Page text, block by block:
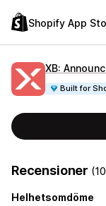
Shopify App
XB:
Built for
Recensioner
Helhetsomdöme